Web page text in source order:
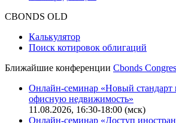
Оферта для юридических лиц
IT-аккредитация
Поиск котировок облигаций
Ближайшие конференцииCbonds Congress